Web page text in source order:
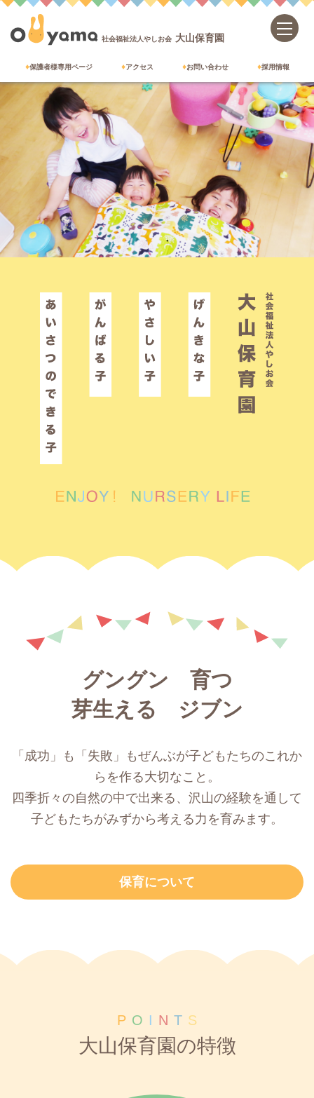
社会福祉法人やしお会 大山保育園
保護者様専用ページ アクセス お問い合わせ 採用情報
グングン 育つ
芽生える ジブン
「成功」も「失敗」もぜんぶが子どもたちのこれか
らを作る大切なこと。
四季折々の自然の中で出来る、沢山の経験を通して
子どもたちがみずから考える力を育みます。
保育について
P O I N T S
大山保育園の特徴